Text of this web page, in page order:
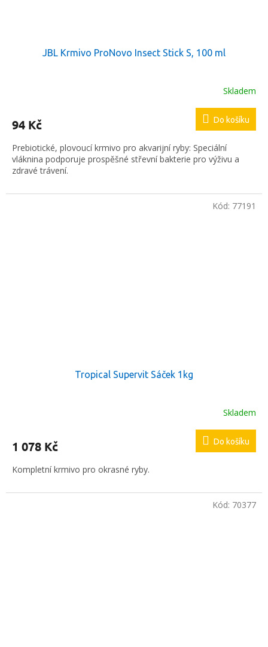
JBL Krmivo ProNovo Insect Stick S, 100 ml
Skladem
94 Kč Do košíku
Prebiotické, plovoucí krmivo pro akvarijní ryby: Speciální
vláknina podporuje prospěšné střevní bakterie pro výživu a
zdravé trávení.
Tropical Supervit Sáček 1kg
Skladem
1 078 Kč Do košíku
Kompletní krmivo pro okrasné ryby.
Kód: 77191
Kód: 70377